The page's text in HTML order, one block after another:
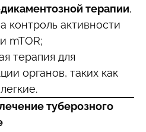
терапии,
контроль активности
mTOR;
терапия для
органов, таких как
туберозного